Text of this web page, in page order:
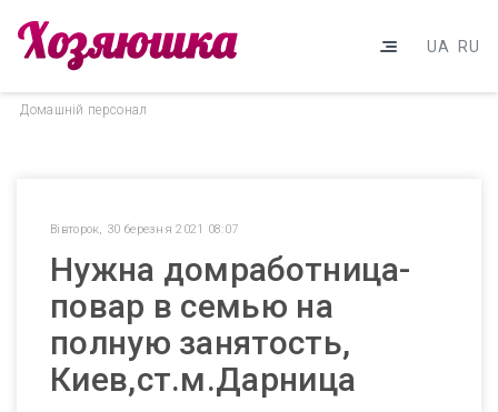
UA RU
Домашнiй персонал
Вівторок, 30 березня 2021 08:07
Нужна домработница-
повар в семью на
полную занятость,
Киев,ст.м.Дарница